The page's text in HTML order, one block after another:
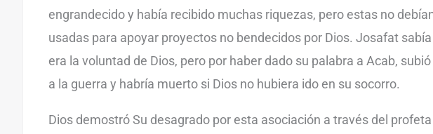
engrandecido y había recibido muchas riquezas, pero estas no
usadas para apoyar proyectos no bendecidos por Dios. Josafat sabía
era la voluntad de Dios, pero por haber dado su palabra a Acab, subió
a la guerra y habría muerto si Dios no hubiera ido en su socorro.
Dios demostró Su desagrado por esta asociación a través del